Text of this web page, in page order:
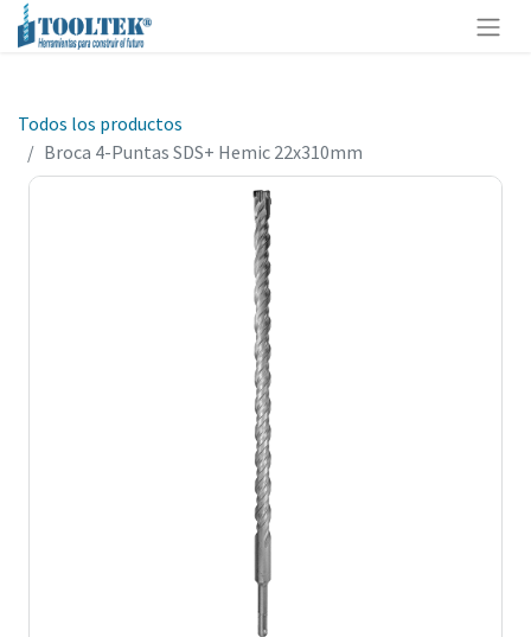
Todos los productos
Broca 4-Puntas SDS+ Hemic 22x310mm